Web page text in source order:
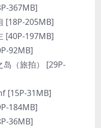
367MB]
[18P-205MB]
[40P-197MB]
92MB]
岛（旅拍） [29P-
[15P-31MB]
184MB]
36MB]